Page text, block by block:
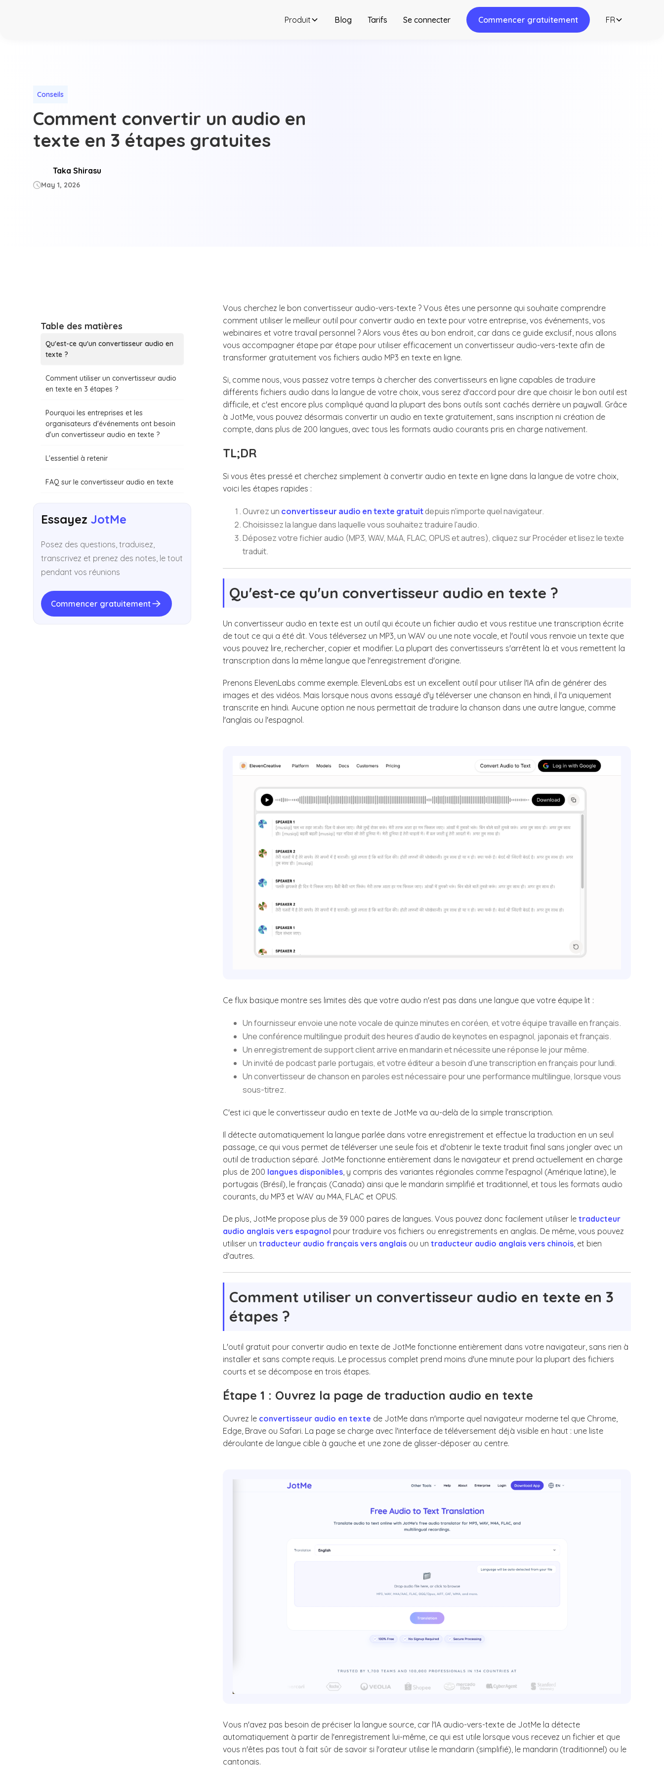
Produit Blog Tarifs Se connecter Commencer gratuitement FR
Conseils
Comment convertir un audio en
texte en 3 étapes gratuites
Taka Shirasu
May 1, 2026
Table des matières
Qu'est-ce qu'un convertisseur audio en
texte ?
Comment utiliser un convertisseur audio
en texte en 3 étapes ?
Pourquoi les entreprises et les
organisateurs d'événements ont besoin
d'un convertisseur audio en texte ?
L'essentiel à retenir
FAQ sur le convertisseur audio en texte
EssayezJotMe
Posez des questions, traduisez,
transcrivez et prenez des notes, le tout
pendant vos réunions
Commencer gratuitement
Vous cherchez le bon convertisseur audio-vers-texte ? Vous êtes une personne qui souhaite comprendre
comment utiliser le meilleur outil pour convertir audio en texte pour votre entreprise, vos événements, vos
webinaires et votre travail personnel ? Alors vous êtes au bon endroit, car dans ce guide exclusif, nous allons
vous accompagner étape par étape pour utiliser efficacement un convertisseur audio-vers-texte afin de
transformer gratuitement vos fichiers audio MP3 en texte en ligne.
Si, comme nous, vous passez votre temps à chercher des convertisseurs en ligne capables de traduire
différents fichiers audio dans la langue de votre choix, vous serez d'accord pour dire que choisir le bon outil est
difficile, et c'est encore plus compliqué quand la plupart des bons outils sont cachés derrière un paywall. Grâce
à JotMe, vous pouvez désormais convertir un audio en texte gratuitement, sans inscription ni création de
compte, dans plus de 200 langues, avec tous les formats audio courants pris en charge nativement.
TL;DR
Si vous êtes pressé et cherchez simplement à convertir audio en texte en ligne dans la langue de votre choix,
voici les étapes rapides :
Ouvrez un convertisseur audio en texte gratuitdepuis n'importe quel navigateur.
Choisissez la langue dans laquelle vous souhaitez traduire l'audio.
Déposez votre fichier audio (MP3, WAV, M4A, FLAC, OPUS et autres), cliquez sur Procéder et lisez le texte
traduit.
Qu'est-ce qu'un convertisseur audio en texte ?
Un convertisseur audio en texte est un outil qui écoute un fichier audio et vous restitue une transcription écrite
de tout ce qui a été dit. Vous téléversez un MP3, un WAV ou une note vocale, et l'outil vous renvoie un texte que
vous pouvez lire, rechercher, copier et modifier. La plupart des convertisseurs s'arrêtent là et vous remettent la
transcription dans la même langue que l'enregistrement d'origine.
Prenons ElevenLabs comme exemple. ElevenLabs est un excellent outil pour utiliser l'IA afin de générer des
images et des vidéos. Mais lorsque nous avons essayé d'y téléverser une chanson en hindi, il l'a uniquement
transcrite en hindi. Aucune option ne nous permettait de traduire la chanson dans une autre langue, comme
l'anglais ou l'espagnol.
Ce flux basique montre ses limites dès que votre audio n'est pas dans une langue que votre équipe lit :
Un fournisseur envoie une note vocale de quinze minutes en coréen, et votre équipe travaille en français.
Une conférence multilingue produit des heures d'audio de keynotes en espagnol, japonais et français.
Un enregistrement de support client arrive en mandarin et nécessite une réponse le jour même.
Un invité de podcast parle portugais, et votre éditeur a besoin d'une transcription en français pour lundi.
Un convertisseur de chanson en paroles est nécessaire pour une performance multilingue, lorsque vous
sous-titrez.
C'est ici que le convertisseur audio en texte de JotMe va au-delà de la simple transcription.
Il détecte automatiquement la langue parlée dans votre enregistrement et effectue la traduction en un seul
passage, ce qui vous permet de téléverser une seule fois et d'obtenir le texte traduit final sans jongler avec un
outil de traduction séparé. JotMe fonctionne entièrement dans le navigateur et prend actuellement en charge
plus de 200 langues disponibles , y compris des variantes régionales comme l'espagnol (Amérique latine), le
portugais (Brésil), le français (Canada) ainsi que le mandarin simplifié et traditionnel, et tous les formats audio
courants, du MP3 et WAV au M4A, FLAC et OPUS.
De plus, JotMe propose plus de 39 000 paires de langues. Vous pouvez donc facilement utiliser letraducteur
audio anglais vers espagnol pour traduire vos fichiers ou enregistrements en anglais. De même, vous pouvez
utiliser untraducteur audio français vers anglais ou untraducteur audio anglais vers chinois , et bien
d'autres.
Comment utiliser un convertisseur audio en texte en 3
étapes ?
L'outil gratuit pour convertir audio en texte de JotMe fonctionne entièrement dans votre navigateur, sans rien à
installer et sans compte requis. Le processus complet prend moins d'une minute pour la plupart des fichiers
courts et se décompose en trois étapes.
Étape 1 : Ouvrez la page de traduction audio en texte
Ouvrez le convertisseur audio en texte de JotMe dans n'importe quel navigateur moderne tel que Chrome,
Edge, Brave ou Safari. La page se charge avec l'interface de téléversement déjà visible en haut : une liste
déroulante de langue cible à gauche et une zone de glisser-déposer au centre.
Vous n'avez pas besoin de préciser la langue source, car l'IA audio-vers-texte de JotMe la détecte
automatiquement à partir de l'enregistrement lui-même, ce qui est utile lorsque vous recevez un fichier et que
vous n'êtes pas tout à fait sûr de savoir si l'orateur utilise le mandarin (simplifié), le mandarin (traditionnel) ou le
cantonais.